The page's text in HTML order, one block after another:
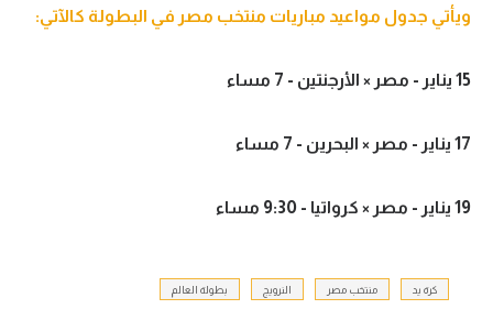
ويأتي جدول مواعيد مباريات منتخب مصر في البطولة كالآتي:
15 يناير - مصر × الأرجنتين - 7 مساء
17 يناير - مصر × البحرين - 7 مساء
19 يناير - مصر × كرواتيا - 9:30 مساء
كرة يد منتخب مصر النرويج بطولة العالم